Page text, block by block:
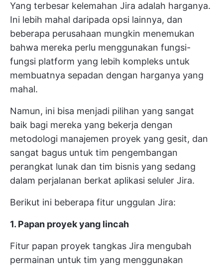
Yang terbesar kelemahan Jira adalah harganya.
Ini lebih mahal daripada opsi lainnya, dan
beberapa perusahaan mungkin menemukan
bahwa mereka perlu menggunakan fungsi-
fungsi platform yang lebih kompleks untuk
membuatnya sepadan dengan harganya yang
mahal.
Namun, ini bisa menjadi pilihan yang sangat
baik bagi mereka yang bekerja dengan
metodologi manajemen proyek yang gesit, dan
sangat bagus untuk tim pengembangan
perangkat lunak dan tim bisnis yang sedang
dalam perjalanan berkat aplikasi seluler Jira.
Berikut ini beberapa fitur unggulan Jira:
1. Papan proyek yang lincah
Fitur papan proyek tangkas Jira mengubah
permainan untuk tim yang menggunakan